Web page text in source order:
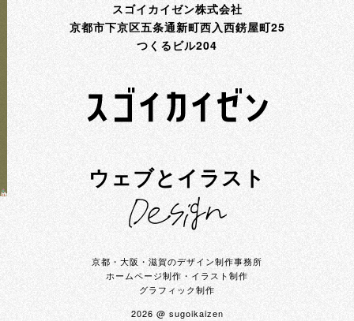
スゴイカイゼン株式会社
京都市下京区五条通新町西入西錺屋町25
つくるビル204
ウェブとイラスト
京都・大阪・滋賀のデザイン制作事務所
ホームページ制作・イラスト制作
グラフィック制作
2026 @ sugoikaizen